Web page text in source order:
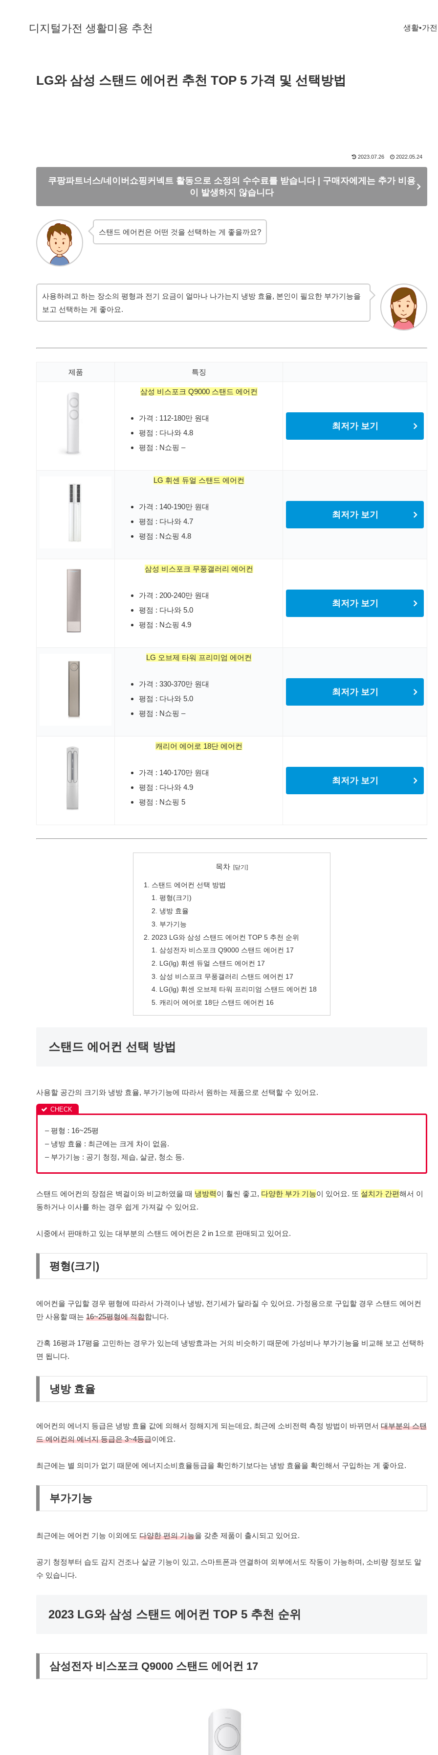
디지털가전 생활미용 추천 생활•가전
LG와 삼성 스탠드 에어컨 추천 TOP 5 가격 및 선택방법
2023.07.26 2022.05.24
쿠팡파트너스/네이버쇼핑커넥트 활동으로 소정의 수수료를 받습니다 | 구매자에게는 추가 비용
이 발생하지 않습니다
스탠드 에어컨은 어떤 것을 선택하는 게 좋을까요?
사용하려고 하는 장소의 평형과 전기 요금이 얼마나 나가는지 냉방 효율, 본인이 필요한 부가기능을
보고 선택하는 게 좋아요.
제품 특징
삼성 비스포크 Q9000 스탠드 에어컨
가격 : 112-180만 원대
평점 : 다나와 4.8
평점 : N쇼핑 –
최저가 보기
LG 휘센 듀얼 스탠드 에어컨
가격 : 140-190만 원대
평점 : 다나와 4.7
평점 : N쇼핑 4.8
최저가 보기
삼성 비스포크 무풍갤러리 에어컨
가격 : 200-240만 원대
평점 : 다나와 5.0
평점 : N쇼핑 4.9
최저가 보기
LG 오브제 타워 프리미엄 에어컨
가격 : 330-370만 원대
평점 : 다나와 5.0
평점 : N쇼핑 –
최저가 보기
캐리어 에어로 18단 에어컨
가격 : 140-170만 원대
평점 : 다나와 4.9
평점 : N쇼핑 5
최저가 보기
목차
스탠드 에어컨 선택 방법
평형(크기)
냉방 효율
부가기능
2023 LG와 삼성 스탠드 에어컨 TOP 5 추천 순위
삼성전자 비스포크 Q9000 스탠드 에어컨 17
LG(lg) 휘센 듀얼 스탠드 에어컨 17
삼성 비스포크 무풍갤러리 스탠드 에어컨 17
LG(lg) 휘센 오브제 타워 프리미엄 스탠드 에어컨 18
캐리어 에어로 18단 스탠드 에어컨 16
스탠드 에어컨 선택 방법
사용할 공간의 크기와 냉방 효율, 부가기능에 따라서 원하는 제품으로 선택할 수 있어요.
– 평형 : 16~25평
– 냉방 효율 : 최근에는 크게 차이 없음.
– 부가기능 : 공기 청정, 제습, 살균, 청소 등.
스탠드 에어컨의 장점은 벽걸이와 비교하였을 때 냉방력이 훨씬 좋고, 다양한 부가 기능이 있어요. 또 설치가 간편해서 이
동하거나 이사를 하는 경우 쉽게 가져갈 수 있어요.
시중에서 판매하고 있는 대부분의 스탠드 에어컨은 2 in 1으로 판매되고 있어요.
평형(크기)
에어컨을 구입할 경우 평형에 따라서 가격이나 냉방, 전기세가 달라질 수 있어요. 가정용으로 구입할 경우 스탠드 에어컨
만 사용할 때는 16~25평형에 적합합니다.
간혹 16평과 17평을 고민하는 경우가 있는데 냉방효과는 거의 비슷하기 때문에 가성비나 부가기능을 비교해 보고 선택하
면 됩니다.
냉방 효율
에어컨의 에너지 등급은 냉방 효율 값에 의해서 정해지게 되는데요, 최근에 소비전력 측정 방법이 바뀌면서 대부분의 스탠
드 에어컨의 에너지 등급은 3~4등급이에요.
최근에는 별 의미가 없기 때문에 에너지소비효율등급을 확인하기보다는 냉방 효율을 확인해서 구입하는 게 좋아요.
부가기능
최근에는 에어컨 기능 이외에도 다양한 편의 기능을 갖춘 제품이 출시되고 있어요.
공기 청정부터 습도 감지 건조나 살균 기능이 있고, 스마트폰과 연결하여 외부에서도 작동이 가능하며, 소비량 정보도 알
수 있습니다.
2023 LG와 삼성 스탠드 에어컨 TOP 5 추천 순위
삼성전자 비스포크 Q9000 스탠드 에어컨 17